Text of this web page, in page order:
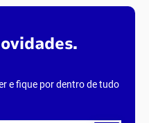
e fique por dentro de tudo